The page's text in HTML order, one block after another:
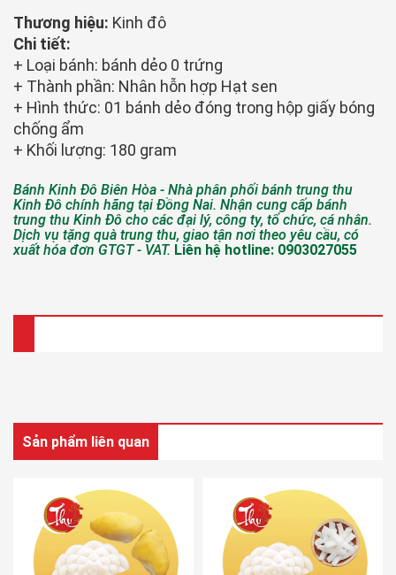
Thương hiệu: Kinh đô
Chi tiết:
+ Loại bánh: bánh dẻo 0 trứng
+ Thành phần: Nhân hỗn hợp Hạt sen
+ Hình thức: 01 bánh dẻo đóng trong hộp giấy bóng
chống ẩm
+ Khối lượng: 180 gram
Bánh Kinh Đô Biên Hòa - Nhà phân phối bánh trung thu
Kinh Đô chính hãng tại Đồng Nai. Nhận cung cấp bánh
trung thu Kinh Đô cho các đại lý, công ty, tổ chức, cá nhân.
Dịch vụ tặng quà trung thu, giao tận nơi theo yêu cầu, có
xuất hóa đơn GTGT - VAT. Liên hệ hotline: 0903027055
Sản phẩm liên quan